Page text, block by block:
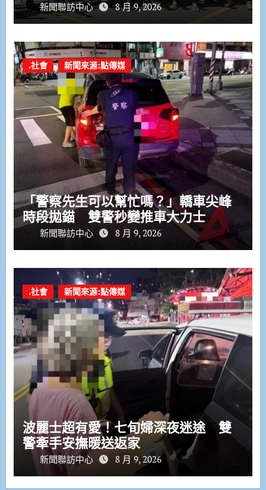
新聞聯訪中心 8 月 9, 2026
.社會 新聞來源:點傳媒
「警察先生可以幫忙嗎？」轎車尖峰
時段拋錨 雙警秒變推車大力士
新聞聯訪中心 8 月 9, 2026
.社會 新聞來源:點傳媒
波麗士超有愛！七旬婦深夜迷途 雙
警牽手安撫暖送返家
新聞聯訪中心 8 月 9, 2026